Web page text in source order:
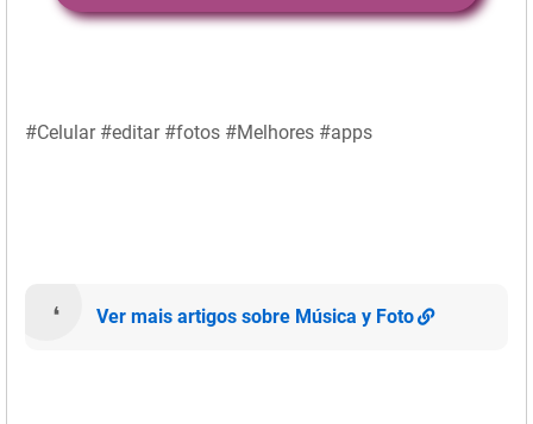
#Celular #editar #fotos #Melhores #apps
Ver mais artigos sobre Música y Foto